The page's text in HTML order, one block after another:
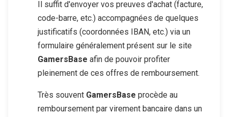
Il suffit d'envoyer vos preuves d'achat (facture,
code-barre, etc.) accompagnées de quelques
justificatifs (coordonnées IBAN, etc.) via un
formulaire généralement présent sur le site
GamersBase afin de pouvoir profiter
pleinement de ces offres de remboursement.
Très souvent GamersBase procède au
remboursement par virement bancaire dans un